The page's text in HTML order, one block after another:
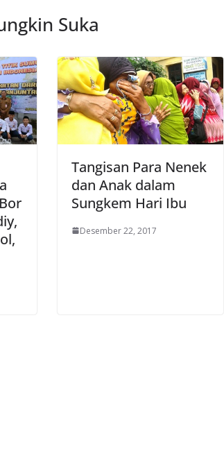
Suka
Tangisan Para Nenek
dan Anak dalam
Sungkem Hari Ibu
Desember 22, 2017